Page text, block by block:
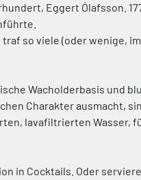
Eggert Ólafsson.
so viele (oder wenige,
Wacholderbasis und
Charakter ausmacht,
lavafiltrierten Wasser,
in Cocktails. Oder